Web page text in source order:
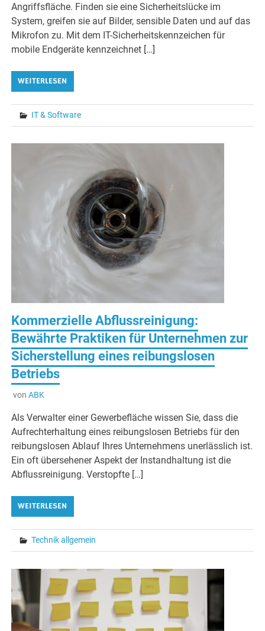
Angriffsfläche. Finden sie eine Sicherheitslücke im
System, greifen sie auf Bilder, sensible Daten und auf das
Mikrofon zu. Mit dem IT-Sicherheitskennzeichen für
mobile Endgeräte kennzeichnet […]
WEITERLESEN
IT & Software
Kommerzielle Abflussreinigung:
Bewährte Praktiken für Unternehmen zur
Sicherstellung eines reibungslosen
Betriebs
von ABK
Als Verwalter einer Gewerbefläche wissen Sie, dass die
Aufrechterhaltung eines reibungslosen Betriebs für den
reibungslosen Ablauf Ihres Unternehmens unerlässlich ist.
Ein oft übersehener Aspekt der Instandhaltung ist die
Abflussreinigung. Verstopfte […]
WEITERLESEN
Technik allgemein